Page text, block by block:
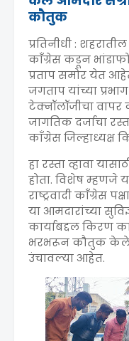
कौतुक
प्रतिनीधी :
काँग्रेस कडून
प्रताप समोर येत
जगताप यांच्या
टेक्नॉलॉजीचा
जागतिक दर्जाचा
काँग्रेस
हा रस्ता व्हावा
होता. विशेष म्हणजे
राष्ट्रवादी काँग्रेस
या आमदारांच्या
कार्याबद्दल किरण
भरभरून कौतुक केले
उंचावल्या आहेत.